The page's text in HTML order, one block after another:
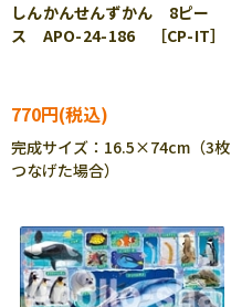
しんかんせんずかん 8ピー
ス APO-24-186 ［CP-IT］
770円
完成サイズ：16.5×74cm（3枚
つなげた場合）